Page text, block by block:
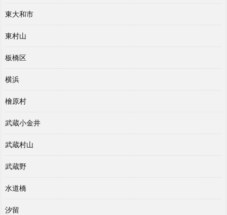
東大和市
東村山
板橋区
横浜
檜原村
武蔵小金井
武蔵村山
武蔵野
水道橋
汐留